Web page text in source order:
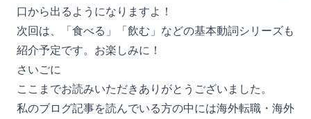
口から出るようになりますよ！
次回は、「食べる」「飲む」などの基本動詞シリーズも
紹介予定です。お楽しみに！
さいごに
ここまでお読みいただきありがとうございました。
私のブログ記事を読んでいる方の中には海外転職・海外